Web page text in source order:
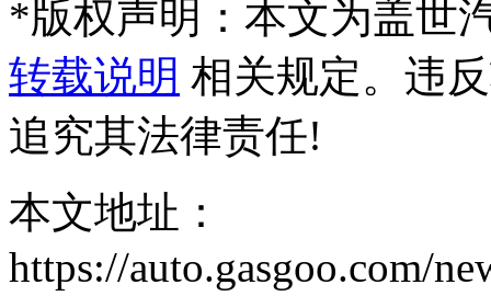
*版权声明：本文为盖世
转载说明 相关规定。违
追究其法律责任!
本文地址：
https://auto.gasgoo.com/